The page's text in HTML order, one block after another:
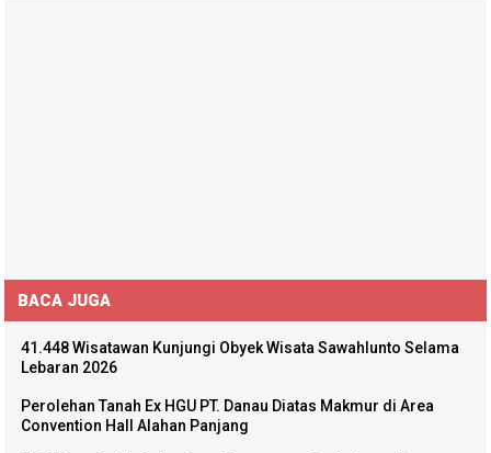
BACA JUGA
41.448 Wisatawan Kunjungi Obyek Wisata Sawahlunto Selama
Lebaran 2026
Perolehan Tanah Ex HGU PT. Danau Diatas Makmur di Area
Convention Hall Alahan Panjang